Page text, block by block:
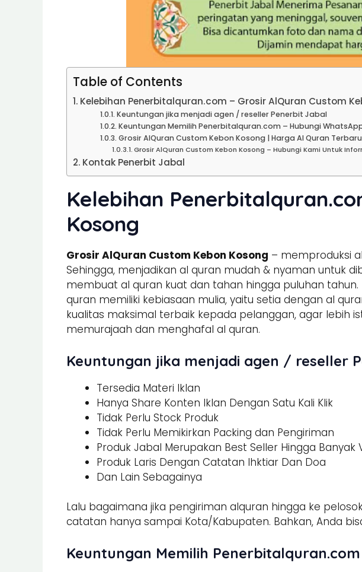
Table of Contents
Kelebihan Penerbitalquran.com – Grosir AlQuran Custom
Keuntungan jika menjadi agen / reseller Penerbit Jabal
Keuntungan Memilih Penerbitalquran.com – Hubungi WhatsApp
Grosir AlQuran Custom Kebon Kosong | Harga Al Quran
Grosir AlQuran Custom Kebon Kosong – Hubungi Kami Untuk
Kontak Penerbit Jabal
Kelebihan
Kosong
Grosir AlQuran Custom Kebon Kosong – memproduksi
Sehingga, menjadikan al quran mudah & nyaman untuk
membuat al quran kuat dan tahan hingga puluhan tahun.
quran memiliki kebiasaan mulia, yaitu setia dengan al
kualitas maksimal terbaik kepada pelanggan, agar lebih
memurajaah dan menghafal al quran.
Keuntungan jika menjadi agen / reseller
Tersedia Materi Iklan
Hanya Share Konten Iklan Dengan Satu Kali Klik
Tidak Perlu Stock Produk
Tidak Perlu Memikirkan Packing dan Pengiriman
Produk Jabal Merupakan Best Seller Hingga Banyak
Produk Laris Dengan Catatan Ihktiar Dan Doa
Dan Lain Sebagainya
Lalu bagaimana jika pengiriman alquran hingga ke
catatan hanya sampai Kota/Kabupaten. Bahkan, Anda
Keuntungan Memilih Penerbitalquran.com